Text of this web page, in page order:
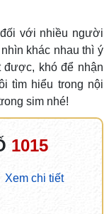
với nhiều người
khác nhau thì ý
khó để nhận
tìm hiểu trong nội
sim nhé!
1015
Xem chi tiết